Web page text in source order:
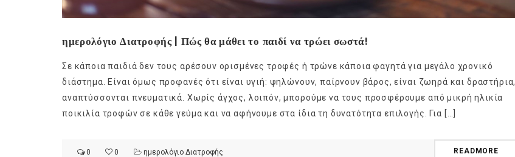
ημερολόγιο Διατροφής | Πώς θα μάθει το παιδί να τρώει σωστά!
Σε κάποια παιδιά δεν τους αρέσουν ορισμένες τροφές ή τρώνε κάποια φαγητά για μεγάλο χρονικό
διάστημα. Είναι όμως προφανές ότι είναι υγιή: ψηλώνουν, παίρνουν βάρος, είναι ζωηρά και δραστήρια,
αναπτύσσονται πνευματικά. Χωρίς άγχος, λοιπόν, μπορούμε να τους προσφέρουμε από μικρή ηλικία
ποικιλία τροφών σε κάθε γεύμα και να αφήνουμε στα ίδια τη δυνατότητα επιλογής. Για […]
0 0 ημερολόγιο Διατροφής READMORE